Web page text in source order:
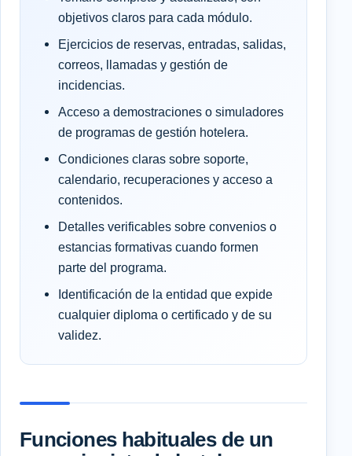
objetivos claros para cada módulo.
Ejercicios de reservas, entradas, salidas,
correos, llamadas y gestión de
incidencias.
Acceso a demostraciones o simuladores
de programas de gestión hotelera.
Condiciones claras sobre soporte,
calendario, recuperaciones y acceso a
contenidos.
Detalles verificables sobre convenios o
estancias formativas cuando formen
parte del programa.
Identificación de la entidad que expide
cualquier diploma o certificado y de su
validez.
Funciones habituales de un